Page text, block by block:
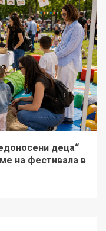
деца“
на фестивала в